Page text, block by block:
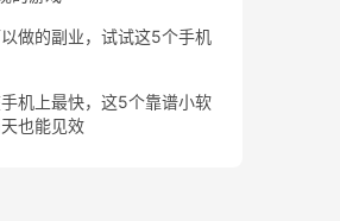
做的副业，试试这5个手机
机上最快，这5个靠谱小软
也能见效